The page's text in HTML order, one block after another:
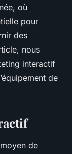
où
pour
des
nous
interactif
de
de